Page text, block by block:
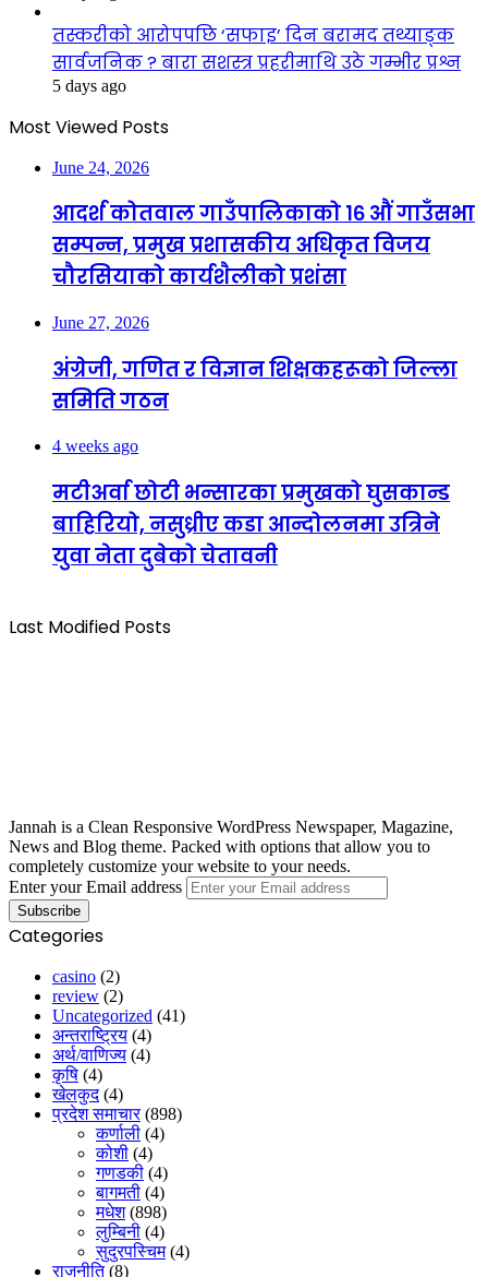
तस्करीको आरोपपछि ‘सफाइ’ दिन बरामद तथ्याङ्क
सार्वजनिक ? बारा सशस्त्र प्रहरीमाथि उठे गम्भीर प्रश्न
5 days ago
Most Viewed Posts
June 24, 2026
आदर्श कोतवाल गाउँपालिकाको १६ औं गाउँसभा
सम्पन्न, प्रमुख प्रशासकीय अधिकृत विजय
चौरसियाको कार्यशैलीको प्रशंसा
June 27, 2026
अंग्रेजी, गणित र विज्ञान शिक्षकहरूको जिल्ला
समिति गठन
4 weeks ago
मटीअर्वा छोटी भन्सारका प्रमुखको घुसकान्ड
बाहिरियो, नसुध्रीए कडा आन्दोलनमा उत्रिने
युवा नेता दुबेको चेतावनी
Last Modified Posts
Jannah is a Clean Responsive WordPress Newspaper, Magazine,
News and Blog theme. Packed with options that allow you to
completely customize your website to your needs.
Enter your Email address
Categories
casino (2)
review (2)
Uncategorized (41)
अन्तराष्ट्रिय (4)
अर्थ/वाणिज्य (4)
कृषि (4)
खेलकुद(4)
प्रदेश समाचार(898)
कर्णाली (4)
कोशी (4)
गणडकी (4)
बागमती (4)
मधेश(898)
लुम्बिनी (4)
सुदुरपस्चिम(4)
राजनीति(8)